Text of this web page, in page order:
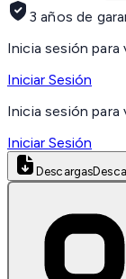
3 años de
Inicia sesión para
Iniciar Sesión
Inicia sesión para
Iniciar Sesión
Descargas